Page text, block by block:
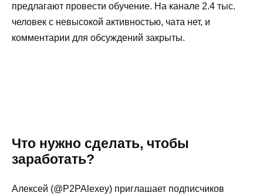
предлагают провести обучение. На канале 2.4 тыс.
человек с невысокой активностью, чата нет, и
комментарии для обсуждений закрыты.
Что нужно сделать, чтобы
заработать?
Алексей (@P2PAlexey) приглашает подписчиков